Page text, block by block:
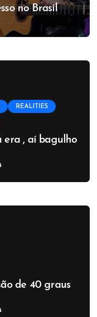
no Brasil
REALITIES
era , aí bagulho
de 40 graus